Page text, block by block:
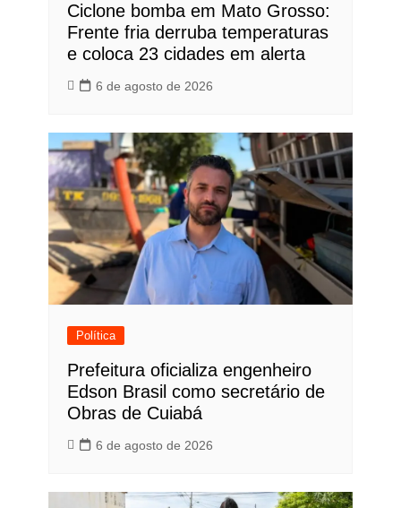
Ciclone bomba em Mato Grosso:
Frente fria derruba temperaturas
e coloca 23 cidades em alerta
6 de agosto de 2026
Política
Prefeitura oficializa engenheiro
Edson Brasil como secretário de
Obras de Cuiabá
6 de agosto de 2026